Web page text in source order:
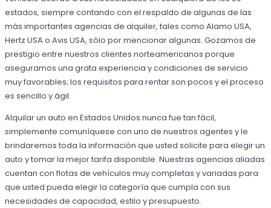
estados, siempre contando con el respaldo de algunas de las
más importantes agencias de alquiler, tales como Alamo USA,
Hertz USA o Avis USA, sólo por mencionar algunas. Gozamos de
prestigio entre nuestros clientes norteamericanos porque
aseguramos una grata experiencia y condiciones de servicio
muy favorables; los requisitos para rentar son pocos y el proceso
es sencillo y ágil.
Alquilar un auto en Estados Unidos nunca fue tan fácil,
simplemente comuníquese con uno de nuestros agentes y le
brindaremos toda la información que usted solicite para elegir un
auto y tomar la mejor tarifa disponible. Nuestras agencias aliadas
cuentan con flotas de vehículos muy completas y variadas para
que usted pueda elegir la categoría que cumpla con sus
necesidades de capacidad, estilo y presupuesto.